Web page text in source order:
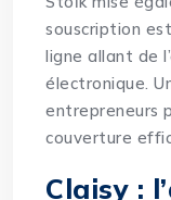
souscription
ligne allant de
électronique.
entrepreneurs
couverture
Claisy :